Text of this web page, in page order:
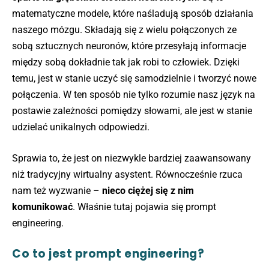
matematyczne modele, które naśladują sposób działania
naszego mózgu. Składają się z wielu połączonych ze
sobą sztucznych neuronów, które przesyłają informacje
między sobą dokładnie tak jak robi to człowiek. Dzięki
temu, jest w stanie uczyć się samodzielnie i tworzyć nowe
połączenia. W ten sposób nie tylko rozumie nasz język na
postawie zależności pomiędzy słowami, ale jest w stanie
udzielać unikalnych odpowiedzi.
Sprawia to, że jest on niezwykle bardziej zaawansowany
niż tradycyjny wirtualny asystent. Równocześnie rzuca
nam też wyzwanie – nieco ciężej się z nim
komunikować. Właśnie tutaj pojawia się prompt
engineering.
Co to jest prompt engineering?